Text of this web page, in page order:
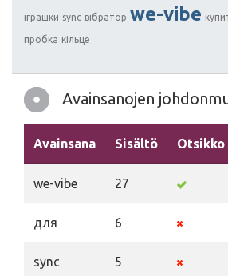
іграшки sync вібратор we-vibe
пробка кільце
Avainsanojen
Avainsana Sisältö Otsikko
we-vibe 27
для 6
sync 5